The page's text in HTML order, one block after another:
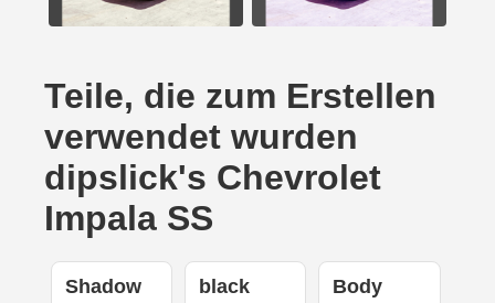
Teile, die zum Erstellen
verwendet wurden
dipslick's Chevrolet
Impala SS
Shadow black Body